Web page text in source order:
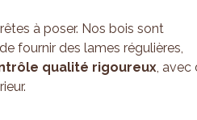
à poser. Nos bois sont
fournir des lames régulières,
qualité rigoureux, avec